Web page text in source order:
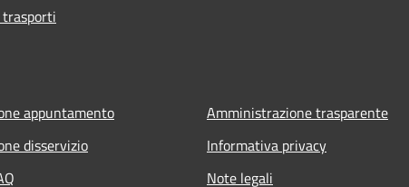
appuntamento
disservizio
Amministrazione trasparente
Informativa privacy
Note legali